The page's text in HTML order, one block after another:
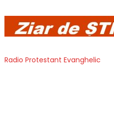
Radio Protestant Evanghelic